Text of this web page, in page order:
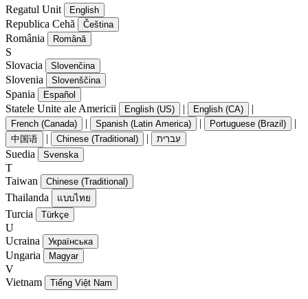
Regatul Unit
English
Republica Cehă Čeština
România Română
S
Slovacia
Slovenčina
Slovenia Slovenščina
Spania Español
Statele Unite ale Americii English (US) | English (CA) |
French (Canada) | Spanish (Latin America) | Portuguese (Brazil) |
中国语 | Chinese (Traditional) | עִברִית
Suedia Svenska
T
Taiwan
Chinese (Traditional)
Thailanda แบบไทย
Turcia Türkçe
U
Ucraina
Українська
Ungaria Magyar
V
Vietnam
Tiếng Việt Nam